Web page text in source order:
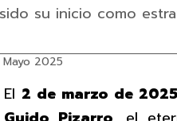
su inicio como
2025
El 2 de marzo de 2025